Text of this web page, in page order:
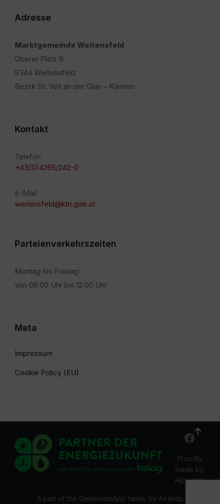
Adresse
Marktgemeinde Weitensfeld
Oberer Platz 9
9344 Weitensfeld
Bezirk St. Veit an der Glan – Kärnten
Kontakt
Telefon
+43(0)4265/242-0
E-Mail
weitensfeld@ktn.gde.at
Parteienverkehrszeiten
Montag bis Freitag:
von 08:00 Uhr bis 12:00 Uhr
Meta
Impressum
Cookie Policy (EU)
Proudly
made by
Alpsware
A part of the GemeindeApp family by Axandu